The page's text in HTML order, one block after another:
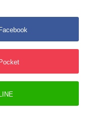
Facebook
Pocket
LINE